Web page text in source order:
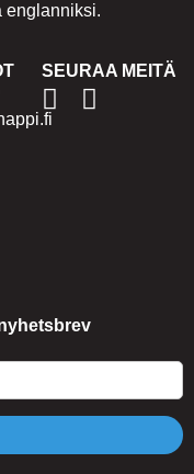
englanniksi.
SEURAA MEITÄ